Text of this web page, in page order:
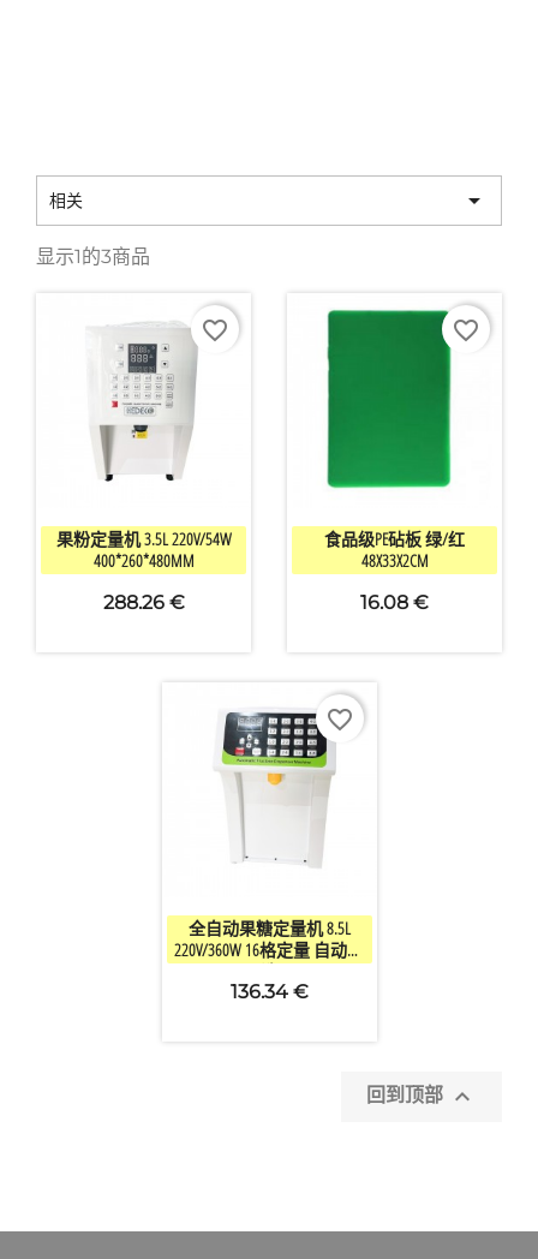
相关 
显示1的3商品
快速查看
果粉定量机 3.5L 220V/54W
400*260*480MM
288.26 €
favorite_border
快速查看
食品级PE砧板 绿/红
48X33X2CM
16.08 €
favorite_border
快速查看
全自动果糖定量机 8.5L
220V/360W 16格定量 自动清
洗
136.34 €
favorite_border
回到顶部 
愿望清单名称
创建心愿单